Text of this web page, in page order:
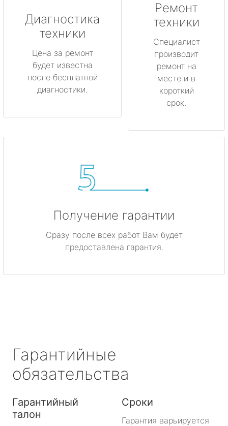
Диагностика
техники
Цена за ремонт
будет известна
после бесплатной
диагностики.
Ремонт
техники
Специалист
производит
ремонт на
месте и в
короткий
срок.
Получение гарантии
Сразу после всех работ Вам будет
предоставлена гарантия.
Гарантийные
обязательства
Гарантийный
талон
Сроки
Гарантия варьируется